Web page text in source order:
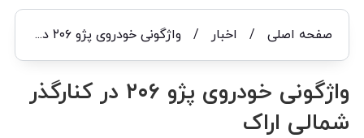
صفحه اصلی/ اخبار / واژگونی خودروی پژو ۲۰۶ در کنارگذر شمالی اراک
واژگونی خودروی پژو ۲۰۶ در کنارگذر
شمالی اراک